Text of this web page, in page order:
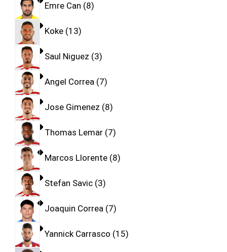
Emre Can 8
Koke 13
Saul Niguez 3
Angel Correa 7
Jose Gimenez 8
Thomas Lemar 7
Marcos Llorente 8
Stefan Savic 3
Joaquin Correa 7
Yannick Carrasco 15